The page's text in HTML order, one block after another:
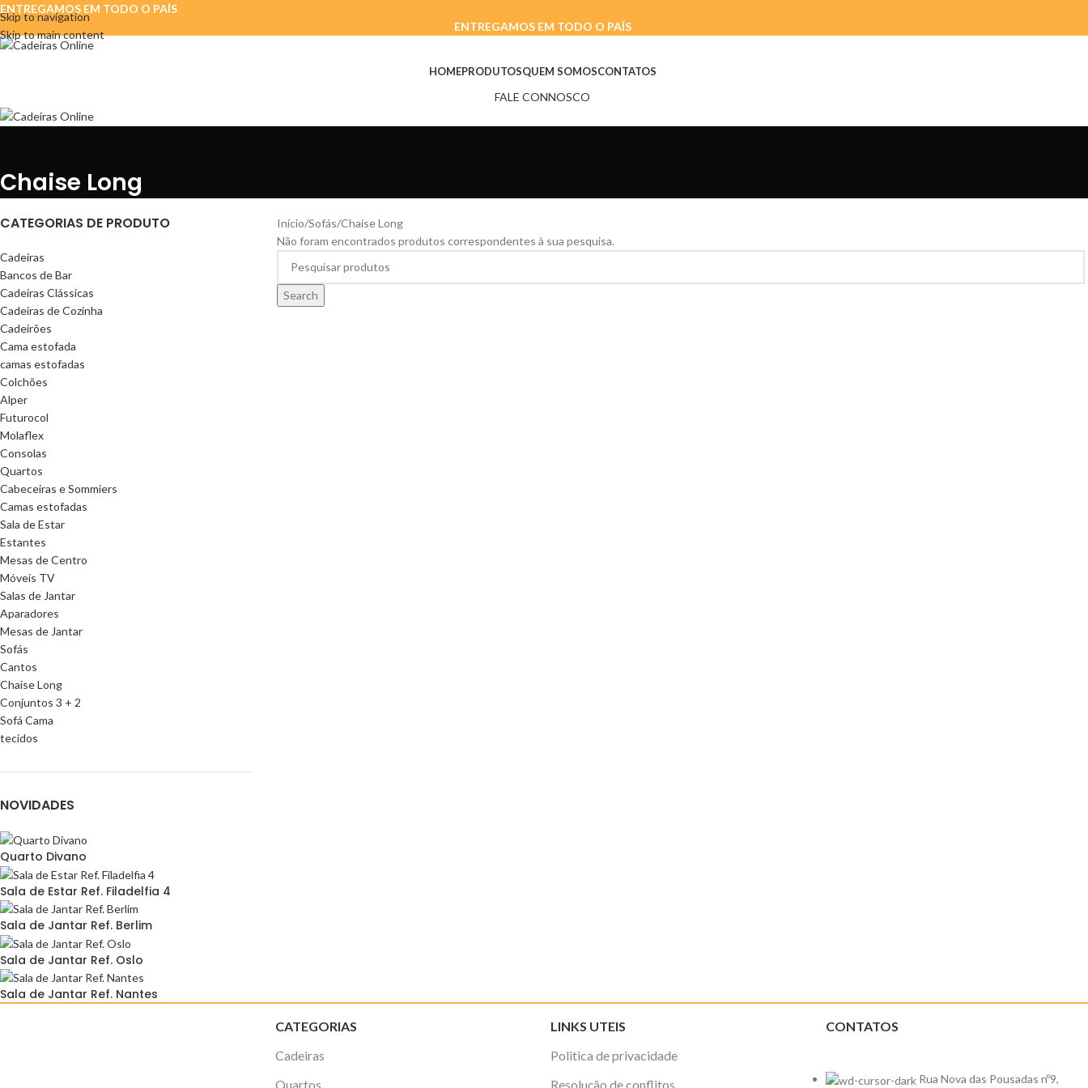
Skip to navigation
Skip to main content
ENTREGAMOS EM TODO O PAÍS
ENTREGAMOS EM TODO O PAÍS
HOMEPRODUTOSQUEM SOMOSCONTATOS
FALE CONNOSCO
Chaise Long
CATEGORIAS DE PRODUTO
Cadeiras
Bancos de Bar
Cadeiras Clássicas
Cadeiras de Cozinha
Cadeirões
Cama estofada
camas estofadas
Colchões
Alper
Futurocol
Molaflex
Consolas
Quartos
Cabeceiras e Sommiers
Camas estofadas
Sala de Estar
Estantes
Mesas de Centro
Móveis TV
Salas de Jantar
Aparadores
Mesas de Jantar
Sofás
Cantos
Chaise Long
Conjuntos 3 + 2
Sofá Cama
tecidos
NOVIDADES
Quarto Divano
Sala de Estar Ref. Filadelfia 4
Sala de Jantar Ref. Berlim
Sala de Jantar Ref. Oslo
Sala de Jantar Ref. Nantes
Início Sofás Chaise Long
Não foram encontrados produtos correspondentes à sua pesquisa.
Search
CATEGORIAS
Cadeiras
Quartos
LINKS UTEIS
Politica de privacidade
Resolução de conflitos
CONTATOS
Rua Nova das Pousadas nº9,